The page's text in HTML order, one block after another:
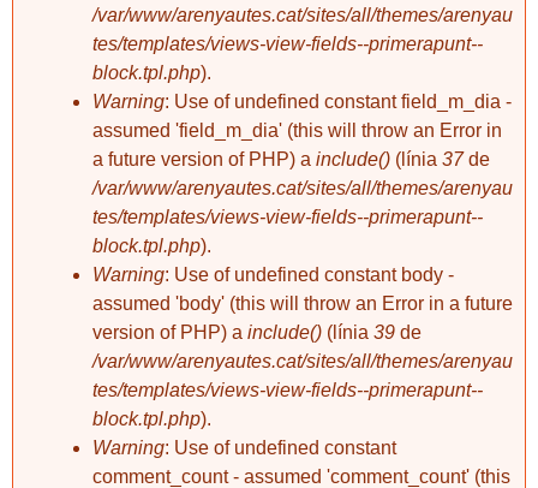
/var/www/arenyautes.cat/sites/all/themes/arenyau
tes/templates/views-view-fields--primerapunt--
block.tpl.php).
Warning: Use of undefined constant field_m_dia -
assumed 'field_m_dia' (this will throw an Error in
a future version of PHP) a include() (línia 37de
/var/www/arenyautes.cat/sites/all/themes/arenyau
tes/templates/views-view-fields--primerapunt--
block.tpl.php).
Warning: Use of undefined constant body -
assumed 'body' (this will throw an Error in a future
version of PHP) a include() (línia 39 de
/var/www/arenyautes.cat/sites/all/themes/arenyau
tes/templates/views-view-fields--primerapunt--
block.tpl.php).
Warning: Use of undefined constant
comment_count - assumed 'comment_count' (this